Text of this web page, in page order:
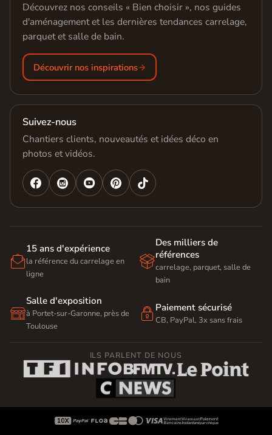
Découvrez nos conseils « Bien choisir », nos guides
d'aménagement et les dernières tendances carrelage,
parquet et salle de bain.
Découvrir nos inspirations
Suivez-nous
Chantiers clients, nouveautés et idées déco en
photos et vidéos.
   

15 ans d'expérience
la référence du carrelage en
ligne

Des milliers de
références
carrelage, parquet, salle de
bain

Salle d'exposition
à Portet-sur-Garonne, près de
Toulouse
 Paiement sécurisé
CB, PayPal, 3x sans frais
ILS PARLENT DE NOUS
